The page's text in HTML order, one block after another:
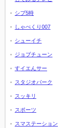
シブ5時
しゃべくり007
シューイチ
ジョブチューン
すイエんサー
スタジオパーク
スッキリ
スポーツ
スマステーション